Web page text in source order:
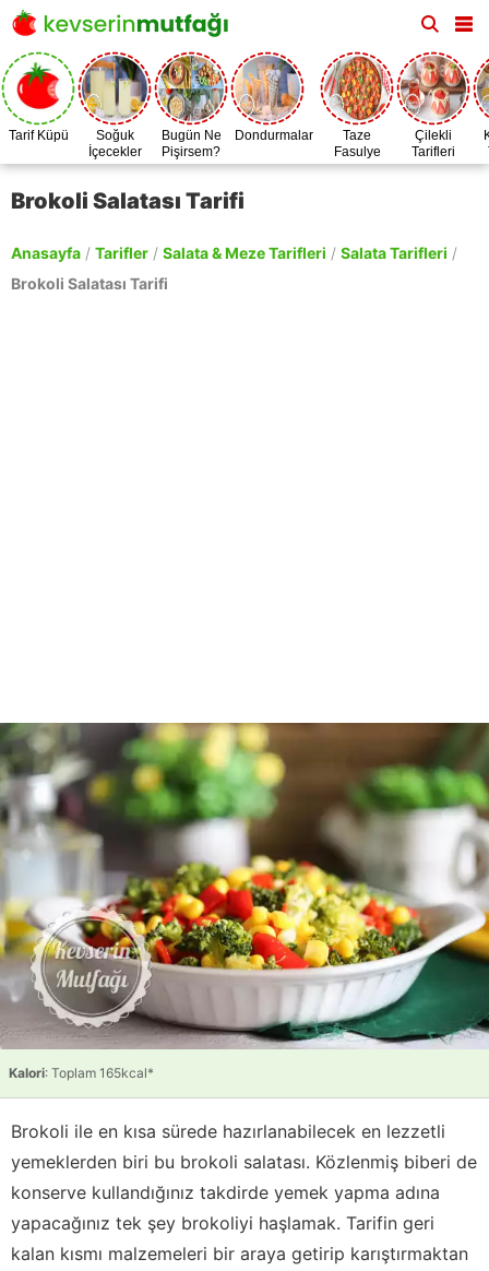
Tarif Küpü
Soğuk
İçecekler
Bugün Ne
Pişirsem?
Dondurmalar
Taze
Fasulye
Zamanı
Çilekli
Tarifleri
Brokoli Salatası Tarifi
Anasayfa / Tarifler / Salata & Meze Tarifleri / Salata Tarifleri /
Brokoli Salatası Tarifi
Kalori: Toplam 165kcal*
Brokoli ile en kısa sürede hazırlanabilecek en lezzetli
yemeklerden biri bu brokoli salatası. Közlenmiş biberi de
konserve kullandığınız takdirde yemek yapma adına
yapacağınız tek şey brokoliyi haşlamak. Tarifin geri
kalan kısmı malzemeleri bir araya getirip karıştırmaktan